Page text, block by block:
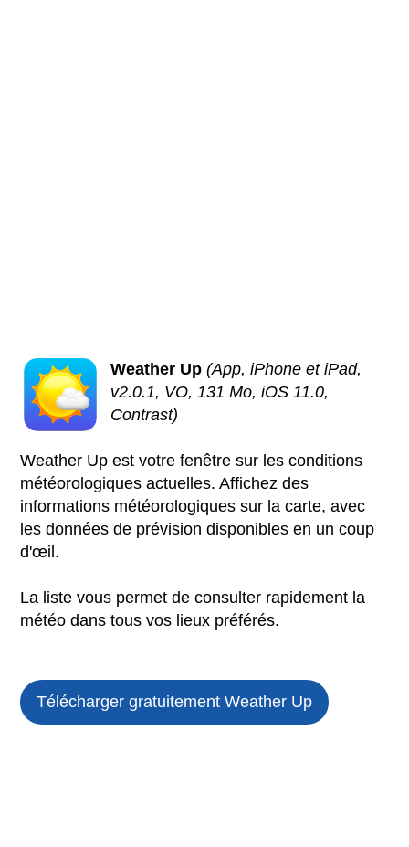
Weather Up (App, iPhone et iPad,
v2.0.1, VO, 131 Mo, iOS 11.0,
Contrast)
Weather Up est votre fenêtre sur les conditions
météorologiques actuelles. Affichez des
informations météorologiques sur la carte, avec
les données de prévision disponibles en un coup
d'œil.
La liste vous permet de consulter rapidement la
météo dans tous vos lieux préférés.
Télécharger gratuitement Weather Up